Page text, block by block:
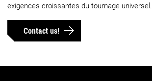
Diamètre max. des barres
Déplacement maximal sur
exigences croissantes du tournage universel.
Contact us!